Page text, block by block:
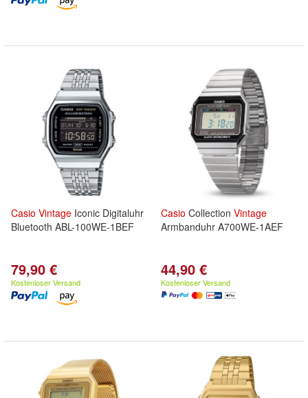
Casio Vintage Iconic Digitaluhr
Bluetooth ABL-100WE-1BEF
79,90 €
Kostenloser Versand
Casio Collection Vintage
Armbanduhr A700WE-1AEF
44,90 €
Kostenloser Versand